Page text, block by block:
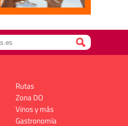
Rutas
Zona DO
Vinos y más
Gastronomía